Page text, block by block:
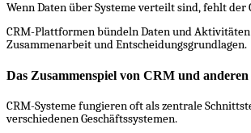
Wenn Daten über Systeme verteilt sind, fehlt der
CRM-Plattformen bündeln Daten und
Zusammenarbeit und Entscheidungsgrundlagen.
Das Zusammenspiel von CRM und anderen
CRM-Systeme fungieren oft als zentrale
verschiedenen Geschäftssystemen.